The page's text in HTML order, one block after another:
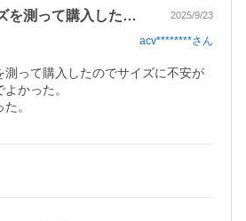
初めて自分でサイズを測って購入したので… 2025/9/23
acv********さん
測って購入したのでサイズに不安が
かった。
。